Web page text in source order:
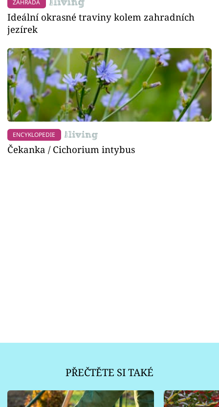
ZAHRADA
Ideální okrasné traviny kolem zahradních
jezírek
ENCYKLOPEDIE
Čekanka / Cichorium intybus
PŘEČTĚTE SI TAKÉ